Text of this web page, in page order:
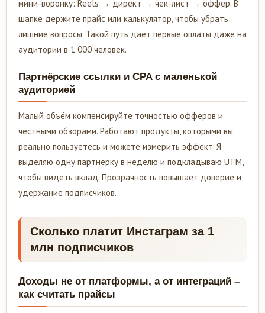
мини-воронку: Reels → директ → чек-лист → оффер. В
шапке держите прайс или калькулятор, чтобы убрать
лишние вопросы. Такой путь даёт первые оплаты даже на
аудитории в 1 000 человек.
Партнёрские ссылки и CPA с маленькой
аудиторией
Малый объём компенсируйте точностью офферов и
честными обзорами. Работают продукты, которыми вы
реально пользуетесь и можете измерить эффект. Я
выделяю одну партнёрку в неделю и подкладываю UTM,
чтобы видеть вклад. Прозрачность повышает доверие и
удержание подписчиков.
Сколько платит Инстаграм за 1
млн подписчиков
Доходы не от платформы, а от интеграций –
как считать прайсы